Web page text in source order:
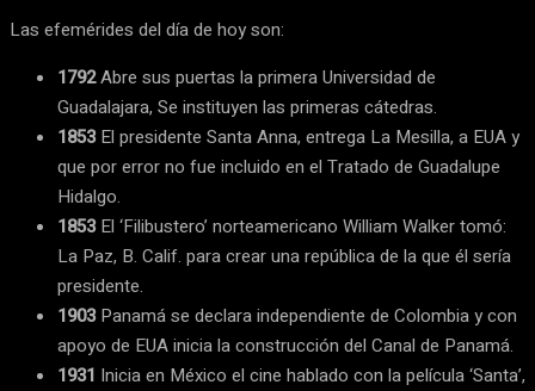
Las efemérides del día de hoy son:
1792Abre sus puertas la primera Universidad de
Guadalajara, Se instituyen las primeras cátedras.
1853El presidente Santa Anna, entrega La Mesilla, a EUA y
que por error no fue incluido en el Tratado de Guadalupe
Hidalgo.
1853El ‘Filibustero’ norteamericano William Walker tomó:
La Paz, B. Calif. para crear una república de la que él sería
presidente.
1903Panamá se declara independiente de Colombia y con
apoyo de EUA inicia la construcción del Canal de Panamá.
1931 Inicia en México el cine hablado con la película ‘Santa’,